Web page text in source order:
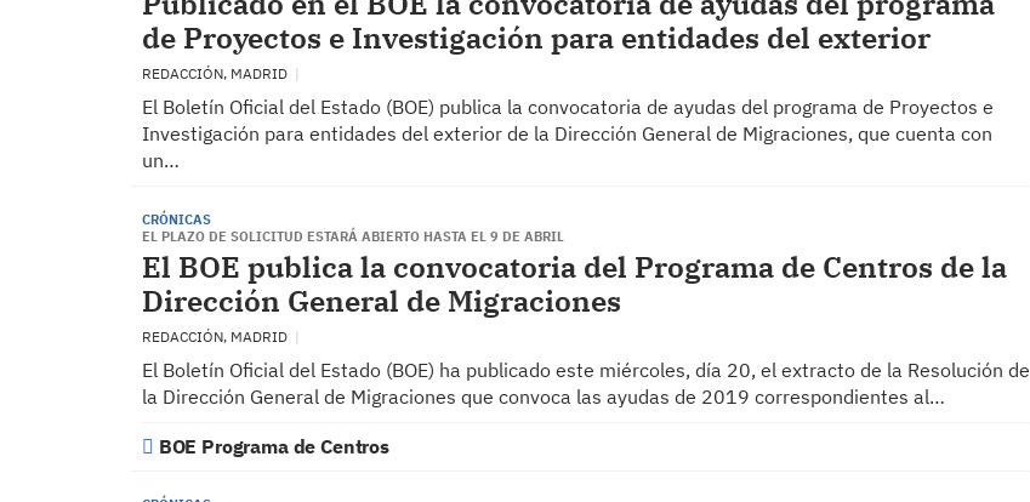
de Proyectos e Investigación para entidades del exterior
REDACCIÓN, MADRID
El Boletín Oficial del Estado (BOE) publica la convocatoria de ayudas del programa de Proyectos e
Investigación para entidades del exterior de la Dirección General de Migraciones, que cuenta con
un…
CRÓNICAS
EL PLAZO DE SOLICITUD ESTARÁ ABIERTO HASTA EL 9 DE ABRIL
El BOE publica la convocatoria del Programa de Centros de la
Dirección General de Migraciones
REDACCIÓN, MADRID
El Boletín Oficial del Estado (BOE) ha publicado este miércoles, día 20, el extracto de la Resolución de
la Dirección General de Migraciones que convoca las ayudas de 2019 correspondientes al…
BOE Programa de Centros